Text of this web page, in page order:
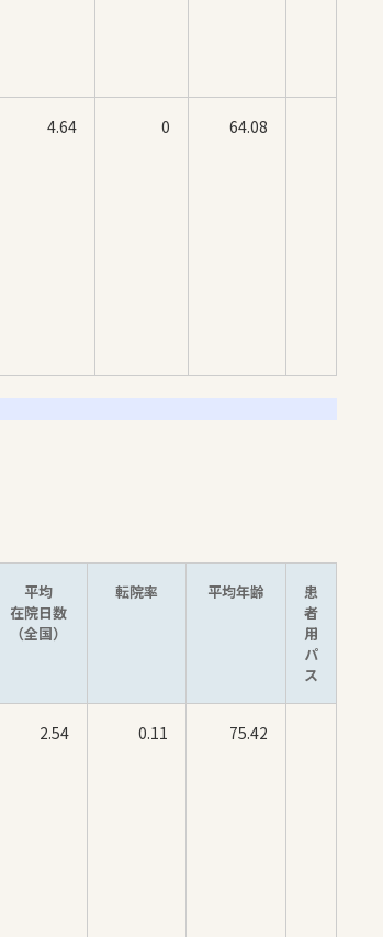
4.64 0 64.08
平均
在院日数
（全国）
転院率 平均年齢
患
者
用
パ
ス
2.54 0.11 75.42